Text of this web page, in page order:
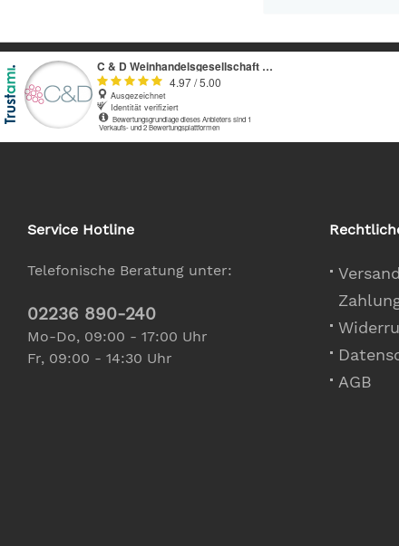
Service Hotline
Telefonische Beratung unter:
02236 890-240
Mo-Do, 09:00 - 17:00 Uhr
Fr, 09:00 - 14:30 Uhr
AGB